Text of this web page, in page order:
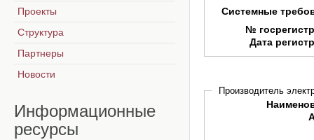
Системные
№
Дата
Производитель
Проекты
Структура
Партнеры
Новости
Информационные
ресурсы